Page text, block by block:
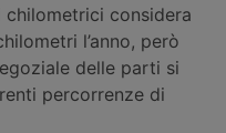
considera
l’anno, però
delle parti si
percorrenze di